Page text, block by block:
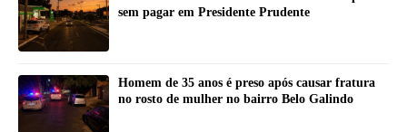
sem pagar em Presidente Prudente
Homem de 35 anos é preso após causar fratura
no rosto de mulher no bairro Belo Galindo